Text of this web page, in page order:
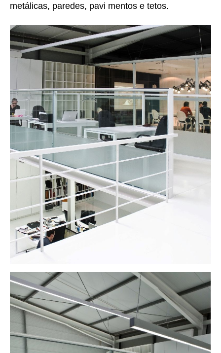
metálicas, paredes, pavi mentos e tetos.